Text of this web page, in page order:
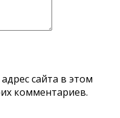
сайта в этом
комментариев.